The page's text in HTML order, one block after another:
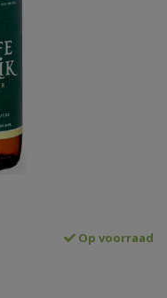
Op voorraad